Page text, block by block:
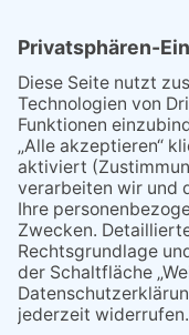
21.04.2026
11.03.2026
04.02.2026
04.02.2026